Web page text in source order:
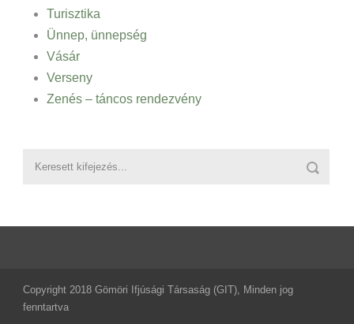
Turisztika
Ünnep, ünnepség
Vásár
Verseny
Zenés – táncos rendezvény
Copyright 2018 Gömöri Ifjúsági Társaság (GIT), Minden jog
fenntartva